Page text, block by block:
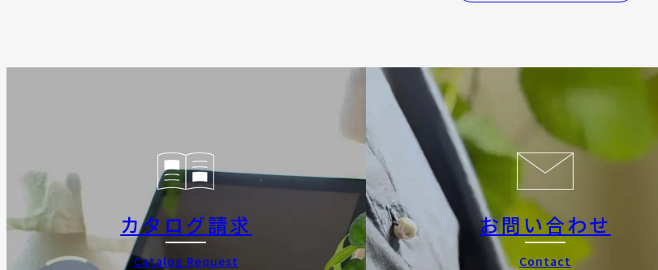
カタログ請求
Catalog Request
お問い合わせ
Contact